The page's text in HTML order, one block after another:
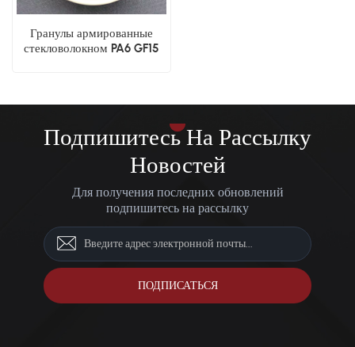
Гранулы армированные
стекловолокном PA6 GF15
Подпишитесь На Рассылку
Новостей
Для получения последних обновлений
подпишитесь на рассылку